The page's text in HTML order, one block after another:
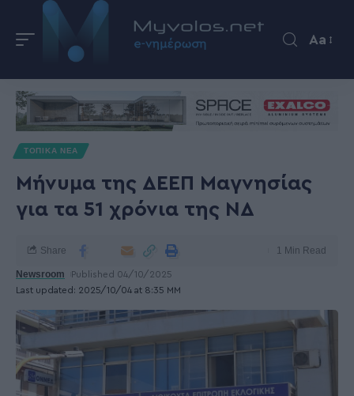
Aa
ΤΟΠΙΚΑ ΝΕΑ
Μήνυμα της ΔΕΕΠ Μαγνησίας
για τα 51 χρόνια της ΝΔ
Last updated: 2025/10/04 at 8:35 ΜΜ
Newsroom Published 04/10/2025
Share 1 Min Read